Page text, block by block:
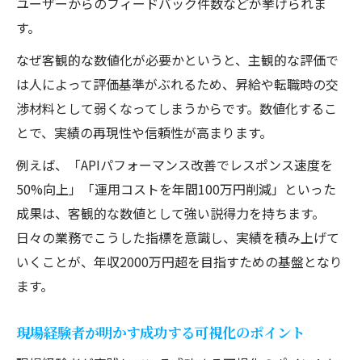
す。
なぜ客観的な数値化が必要かというと、主観的な評価で
は人によって評価基準がぶれるため、昇給や転職時の交
渉材料として弱くなってしまうからです。数値化するこ
とで、実績の再現性や信頼性が高まります。
例えば、「APIパフォーマンス改善でレスポンス速度を
50%向上」「運用コストを年間100万円削減」といった
成果は、客観的な数値として強い説得力を持ちます。
日々の業務でこうした指標を意識し、実績を積み上げて
いくことが、年収2000万円超を目指すための基盤となり
ます。
現場経験者が明かす成功する可視化のポイント